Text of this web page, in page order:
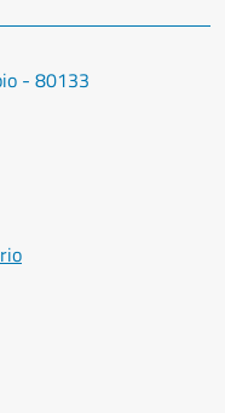
- 80133